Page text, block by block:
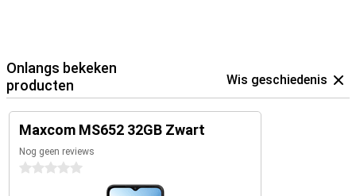
Onlangs bekeken
producten
Wis geschiedenis
Maxcom MS652 32GB Zwart
Nog geen reviews
0 sterren